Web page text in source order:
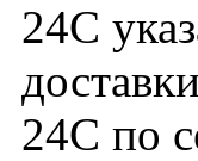
24C
24C по